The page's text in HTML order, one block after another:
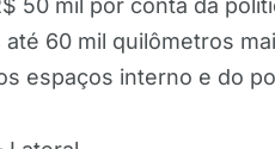
50 mil por conta da
60 mil quilômetros
espaços interno e do